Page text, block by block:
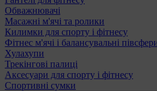
Обважнювачі
Масажні м'ячі та ролики
Килимки для спорту і фітнесу
Фітнес м'ячі і балансувальні
Хулахупи
Трекінгові палиці
Аксесуари для спорту і фітнесу
Спортивні сумки